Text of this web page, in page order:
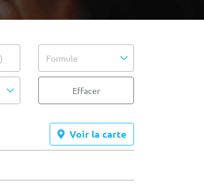
Formule
Effacer
Voir la carte